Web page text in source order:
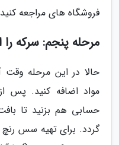
فروشگاه های مراجعه
مرحله پنجم: سرکه را
حالا در این مرحله
مواد اضافه کنید. پس
حسابی هم بزنید تا
گردد. برای تهیه سس رنچ